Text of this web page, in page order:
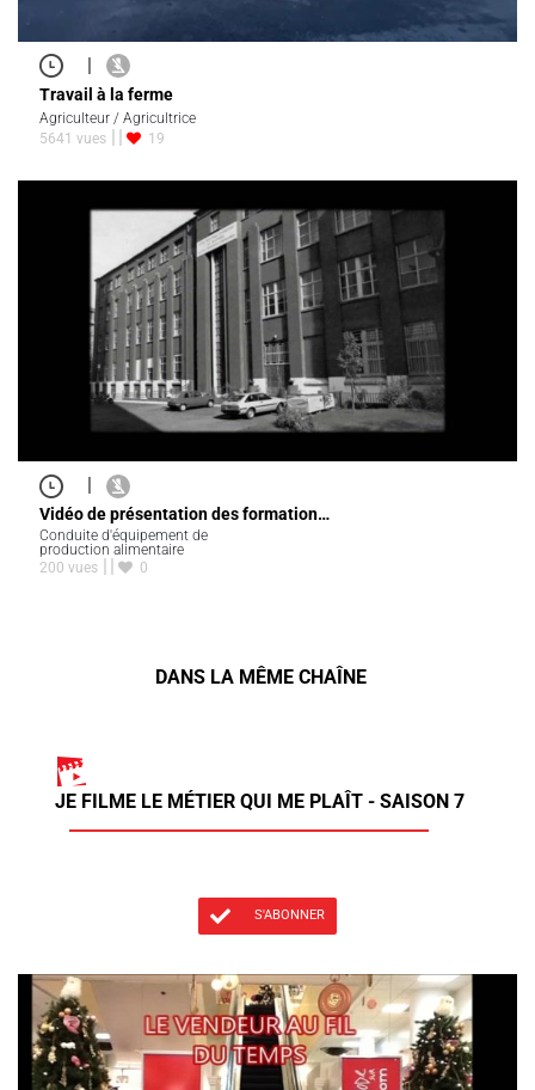
|
Travail à la ferme
Agriculteur / Agricultrice
5641 vues
19
|
Vidéo de présentation des formation…
Conduite d'équipement de
production alimentaire
200 vues
0
DANS LA MÊME CHAÎNE
JE FILME LE MÉTIER QUI ME PLAÎT - SAISON 7
S'ABONNER